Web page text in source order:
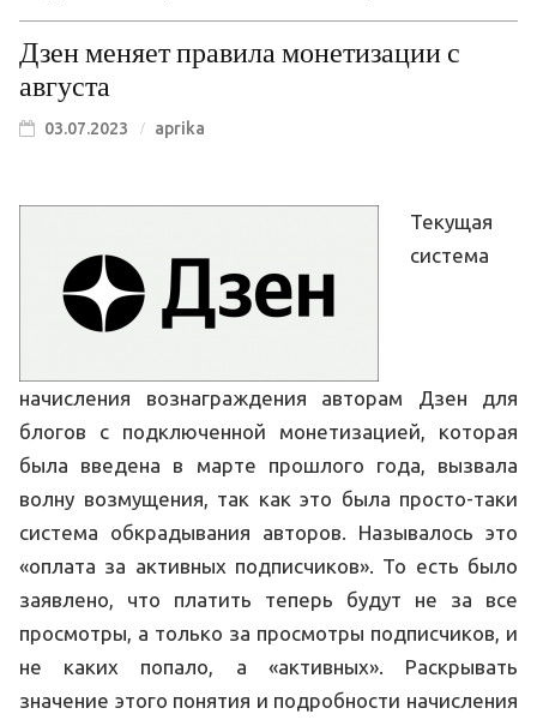
Дзен меняет правила монетизации с
августа
03.07.2023 aprika
Текущая
система
начисления вознаграждения авторам Дзен для
блогов с подключенной монетизацией, которая
была введена в марте прошлого года, вызвала
волну возмущения, так как это была просто-таки
система обкрадывания авторов. Называлось это
«оплата за активных подписчиков». То есть было
заявлено, что платить теперь будут не за все
просмотры, а только за просмотры подписчиков, и
не каких попало, а «активных». Раскрывать
значение этого понятия и подробности начисления